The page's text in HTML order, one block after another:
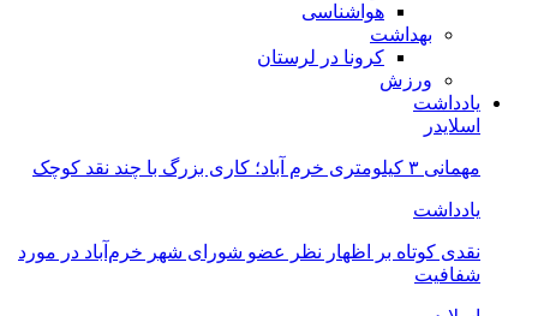
هواشناسی
بهداشت
کرونا در لرستان
ورزش
یادداشت
اسلایدر
مهمانی ۳ کیلومتری خرم آباد؛ کاری بزرگ با چند نقد کوچک
یادداشت
نقدی کوتاه بر اظهار نظر عضو شورای شهر خرم‌آباد در مورد
شفافیت